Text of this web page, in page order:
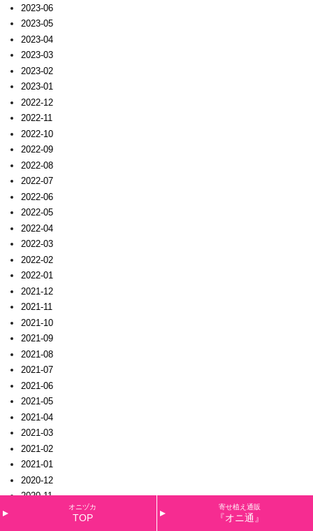
2023-06
2023-05
2023-04
2023-03
2023-02
2023-01
2022-12
2022-11
2022-10
2022-09
2022-08
2022-07
2022-06
2022-05
2022-04
2022-03
2022-02
2022-01
2021-12
2021-11
2021-10
2021-09
2021-08
2021-07
2021-06
2021-05
2021-04
2021-03
2021-02
2021-01
2020-12
2020-11
オニヅカ
TOP
寄せ植え通販
『オニ通』